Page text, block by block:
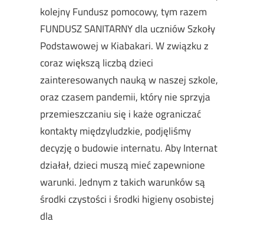
kolejny Fundusz pomocowy, tym razem
FUNDUSZ SANITARNY dla uczniów Szkoły
Podstawowej w Kiabakari. W związku z
coraz większą liczbą dzieci
zainteresowanych nauką w naszej szkole,
oraz czasem pandemii, który nie sprzyja
przemieszczaniu się i każe ograniczać
kontakty międzyludzkie, podjęliśmy
decyzję o budowie internatu. Aby Internat
działał, dzieci muszą mieć zapewnione
warunki. Jednym z takich warunków są
środki czystości i środki higieny osobistej
dla